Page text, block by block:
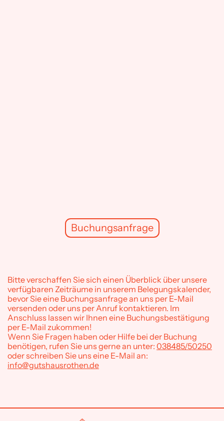
Buchungsanfrage
Bitte verschaffen Sie sich einen Überblick über unsere
verfügbaren Zeiträume in unserem Belegungskalender,
bevor Sie eine Buchungsanfrage an uns per E-Mail
versenden oder uns per Anruf kontaktieren. Im
Anschluss lassen wir Ihnen eine Buchungsbestätigung
per E-Mail zukommen!
Wenn Sie Fragen haben oder Hilfe bei der Buchung
benötigen, rufen Sie uns gerne an unter: 038485/50250
oder schreiben Sie uns eine E-Mail an:
info@gutshausrothen.de